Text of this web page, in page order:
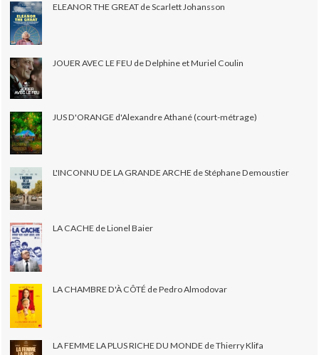
ELEANOR THE GREAT de Scarlett Johansson
JOUER AVEC LE FEU de Delphine et Muriel Coulin
JUS D'ORANGE d'Alexandre Athané (court-métrage)
L'INCONNU DE LA GRANDE ARCHE de Stéphane Demoustier
LA CACHE de Lionel Baier
LA CHAMBRE D'À CÔTÉ de Pedro Almodovar
LA FEMME LA PLUS RICHE DU MONDE de Thierry Klifa